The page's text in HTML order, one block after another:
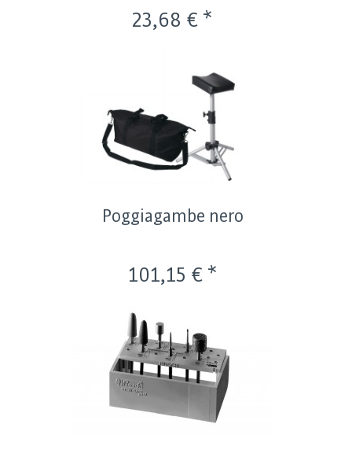
23,68 € *
Poggiagambe nero
101,15 € *